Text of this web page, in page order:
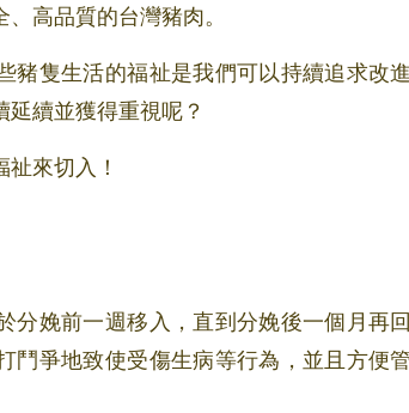
高品質的台灣豬肉。
豬隻生活的福祉是我們可以持續追求改
續並獲得重視呢？
來切入！
分娩前一週移入，直到分娩後一個月再
鬥爭地致使受傷生病等行為，並且方便